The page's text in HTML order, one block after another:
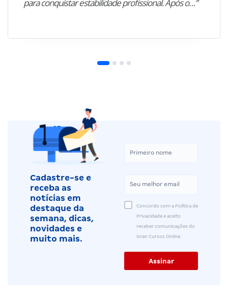
para conquistar estabilidade profissional. Após o…”
Cadastre-se e
receba as
notícias em
destaque da
semana, dicas,
novidades e
muito mais.
Concordo com a Política de
Privacidade e aceito
receber comunicações do
Gran Cursos Online.